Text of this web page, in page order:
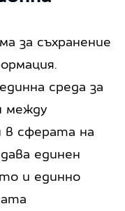
за съхранение
среда за
между
в сферата на
единен
и единно